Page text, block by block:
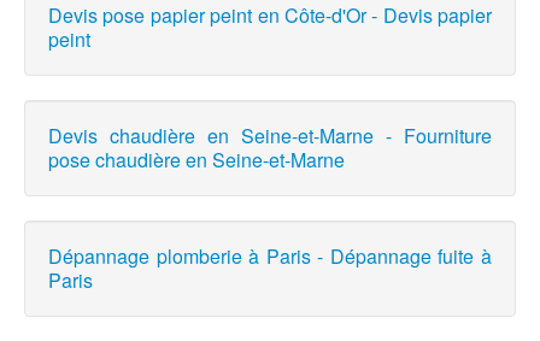
Devis pose papier peint en Côte-d'Or - Devis papier
peint
Devis chaudière en Seine-et-Marne - Fourniture
pose chaudière en Seine-et-Marne
Dépannage plomberie à Paris - Dépannage fuite à
Paris